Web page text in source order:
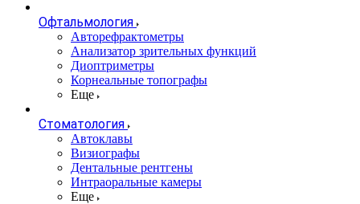
Офтальмология
Авторефрактометры
Анализатор зрительных функций
Диоптриметры
Корнеальные топографы
Еще
Стоматология
Автоклавы
Визиографы
Дентальные рентгены
Интраоральные камеры
Еще